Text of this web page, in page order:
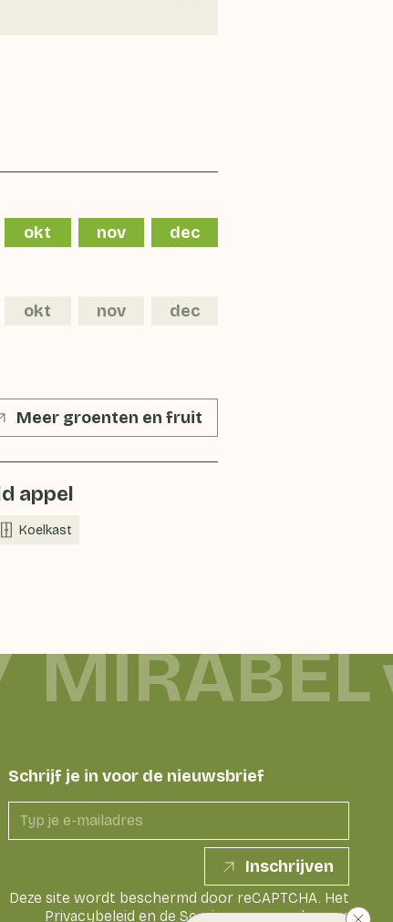
okt nov dec
okt nov dec
Meer groenten en fruit
appel
Koelkast
MIRABEL
Schrijf je in voor de nieuwsbrief
Inschrijven
Deze site wordt beschermd door reCAPTCHA. Het
Privacybeleid en de Servicevoorwaardenvan